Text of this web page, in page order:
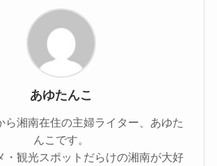
あゆたんこ
ら湘南在住の主婦ライター、あゆた
んこです。
・観光スポットだらけの湘南が大好